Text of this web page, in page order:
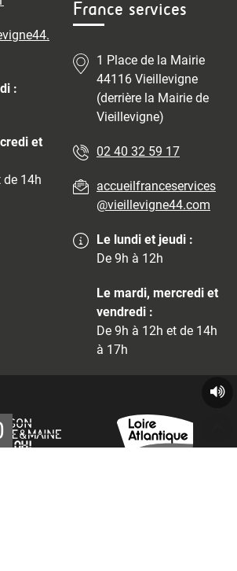
:
et
de 14h
France services
1 Place de la Mairie
44116 Vieillevigne
(derrière la Mairie de
Vieillevigne)
02 40 32 59 17
accueilfranceservices
@vieillevigne44.com
Le lundi et jeudi :
De 9h à 12h
Le mardi, mercredi et
vendredi :
De 9h à 12h et de 14h
à 17h